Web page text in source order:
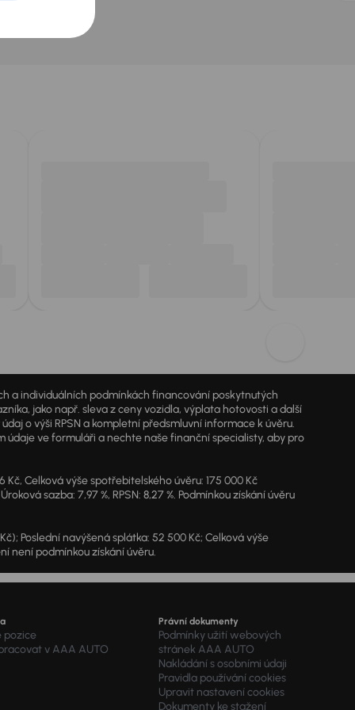
a individuálních podmínkách financování poskytnutých
jako např. sleva z ceny vozidla, výplata hotovosti a další
o výši RPSN a kompletní předsmluvní informace k úvěru.
údaje ve formuláři a nechte naše finanční specialisty, aby pro
Celková výše spotřebitelského úvěru: 175 000 Kč
sazba: 7,97 %, RPSN: 8,27 %. Podmínkou získání úvěru
Poslední navýšená splátka: 52 500 Kč; Celková výše
není podmínkou získání úvěru.
pozice
v AAA AUTO
Právní dokumenty
Podmínky užití webových
stránek AAA AUTO
Nakládání s osobními údaji
Pravidla používání cookies
Upravit nastavení cookies
Dokumenty ke stažení